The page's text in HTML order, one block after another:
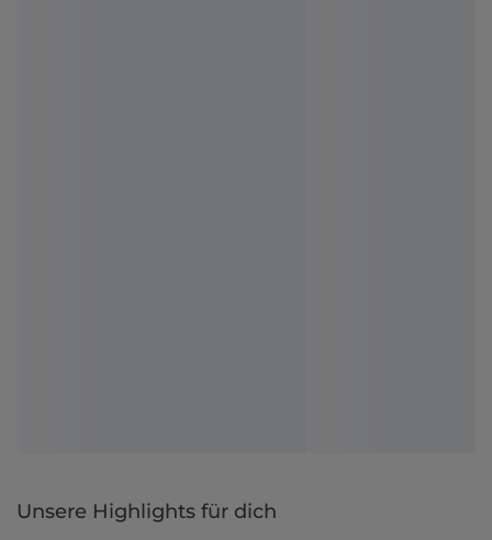
Unsere Highlights für dich